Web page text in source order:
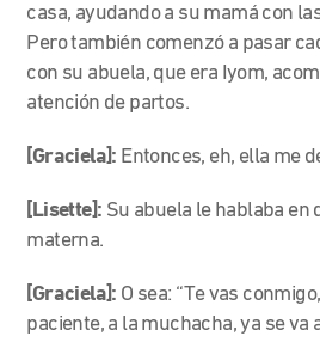
casa, ayudando a su mamá con
Pero también comenzó a pasar
con su abuela, que era Iyom,
atención de partos.
[Graciela]: Entonces, eh, ella me
[Lisette]: Su abuela le hablaba en
materna.
[Graciela]: O sea: “Te vas
paciente, a la muchacha, ya se va